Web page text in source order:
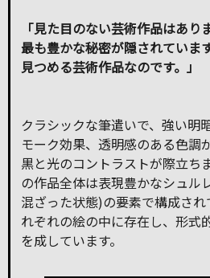
「見た目のない芸術作品はあ
最も豊かな秘密が隠されていま
見つめる芸術作品なのです。」
クラシックな筆遣いで、強い明
モーク効果、透明感のある色調
黒と光のコントラストが際立ち
の作品全体は表現豊かなシュル
混ざった状態)の要素で構成さ
れぞれの絵の中に存在し、形式
を成しています。